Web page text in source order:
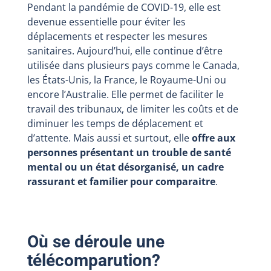
Pendant la pandémie de COVID-19, elle est
devenue essentielle pour éviter les
déplacements et respecter les mesures
sanitaires. Aujourd’hui, elle continue d’être
utilisée dans plusieurs pays comme le Canada,
les États-Unis, la France, le Royaume-Uni ou
encore l’Australie. Elle permet de faciliter le
travail des tribunaux, de limiter les coûts et de
diminuer les temps de déplacement et
d’attente. Mais aussi et surtout, elleoffre aux
personnes présentant un trouble de santé
mental ou un état désorganisé, un cadre
rassurant et familier pour comparaitre.
Où se déroule une
télécomparution?